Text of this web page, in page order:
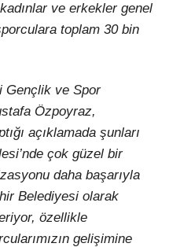
ve erkekler genel
toplam 30 bin
Gençlik ve Spor
Özpoyraz,
açıklamada şunları
çok güzel bir
daha başarıyla
Belediyesi olarak
özellikle
gelişimine